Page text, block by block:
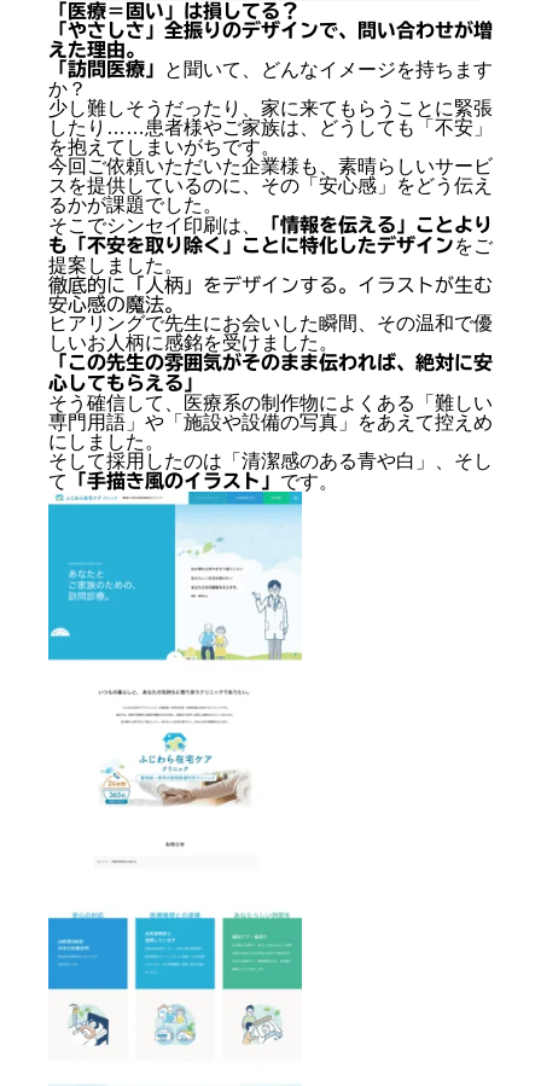
「医療＝固い」は損してる？
「やさしさ」全振りのデザインで、問い合わせが増
えた理由。
「訪問医療」
と聞いて、どんなイメージを持ちます
か？
少し難しそうだったり、家に来てもらうことに緊張
したり……患者様やご家族は、どうしても「不安」
を抱えてしまいがちです。
今回ご依頼いただいた企業様も、素晴らしいサービ
スを提供しているのに、その「安心感」をどう伝え
るかが課題でした。
そこでシンセイ印刷は、
「情報を伝える」ことより
も「不安を取り除く」ことに特化したデザインをご
提案しました。
徹底的に「人柄」をデザインする。イラストが生む
安心感の魔法。
ヒアリングで先生にお会いした瞬間、その温和で優
しいお人柄に感銘を受けました。
「この先生の雰囲気がそのまま伝われば、絶対に安
心してもらえる」
そう確信して、医療系の制作物によくある「難しい
専門用語」や「施設や設備の写真」をあえて控えめ
にしました。
そして採用したのは「清潔感のある青や白」、そし
て
「手描き風のイラスト」 です。